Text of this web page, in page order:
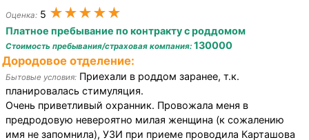
Оценка: 5 ★★★★★
Платное пребывание по контракту с роддомом
Стоимость пребывания/страховая компания: 130000
Дородовое отделение:
Бытовые условия: Приехали в роддом заранее, т.к.
планировалась стимуляция.
Очень приветливый охранник. Провожала меня в
предродовую невероятно милая женщина (к сожалению
имя не запомнила), УЗИ при приеме проводила Карташова